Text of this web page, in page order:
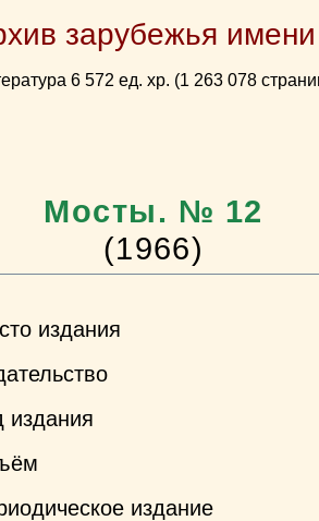
зарубежья
6 572 ед. хр. (1 263 078
Мосты. № 12
(1966)
издания
издания
издание